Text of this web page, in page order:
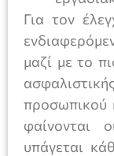
Για τον
μαζί με το
προσωπικού
φαίνονται
υπάγεται